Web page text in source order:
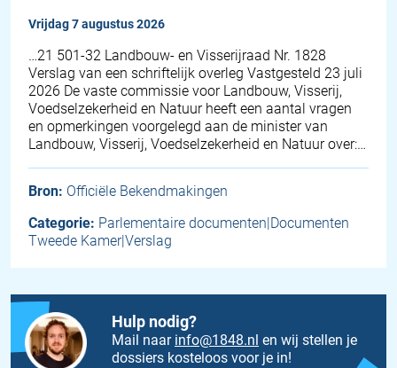
vrijdag 7 augustus 2026
…21 501-32 Landbouw- en Visserijraad Nr. 1828
Verslag van een schriftelijk overleg Vastgesteld 23 juli
2026 De vaste commissie voor Landbouw, Visserij,
Voedselzekerheid en Natuur heeft een aantal vragen
en opmerkingen voorgelegd aan de minister van
Landbouw, Visserij, Voedselzekerheid en Natuur over:…
Bron: Officiële Bekendmakingen
Categorie: Parlementaire documenten|Documenten
Tweede Kamer|Verslag
Hulp nodig?
Mail naar info@1848.nl en wij stellen je
dossiers kosteloos voor je in!